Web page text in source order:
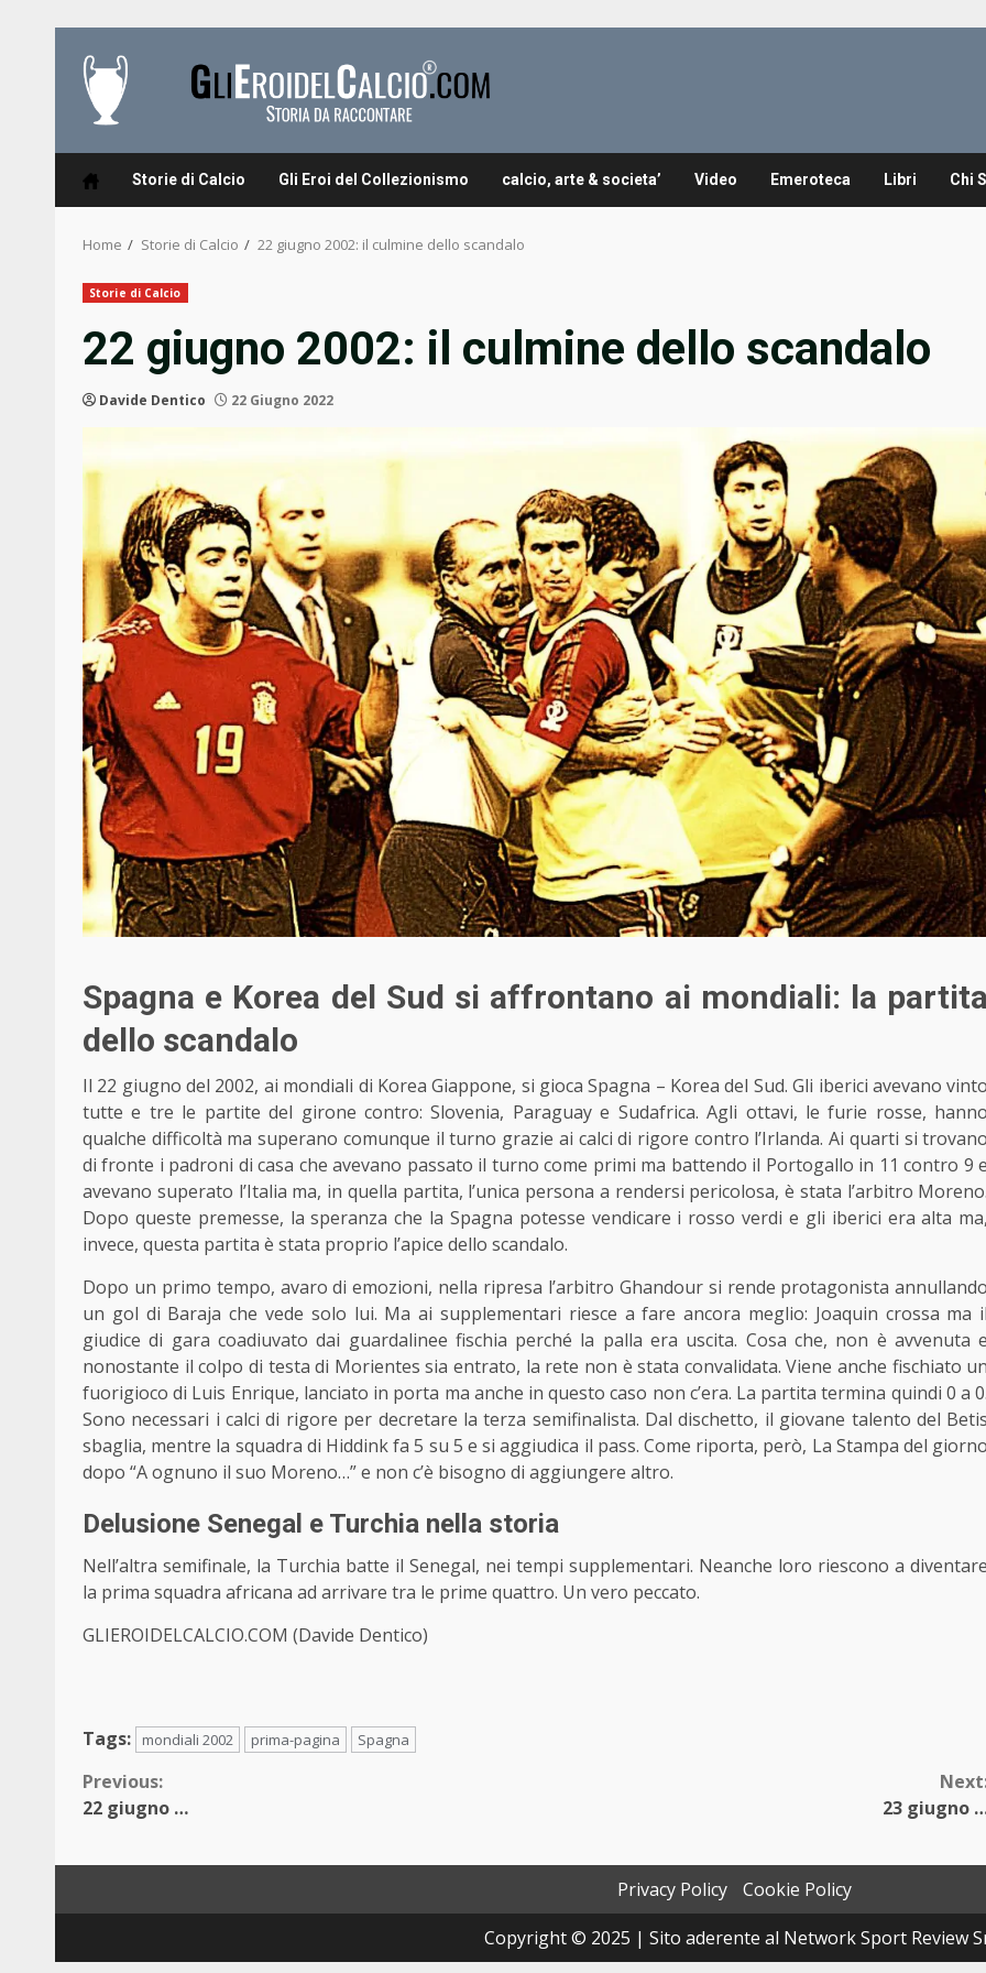
content
Storie di Calcio Gli Eroi del Collezionismo calcio, arte & societa’ Video Emeroteca Libri Chi
Home Storie di Calcio 22 giugno 2002: il culmine dello scandalo
Storie di Calcio
22 giugno 2002: il culmine dello scandalo
Davide Dentico 22 Giugno 2022
Spagna e Korea del Sud si affrontano ai mondiali: la partita
dello scandalo
Il 22 giugno del 2002, ai mondiali di Korea Giappone, si giocaSpagna – Korea del Sud. Gli iberici avevano vinto
tutte e tre le partite del girone contro: Slovenia, Paraguay e Sudafrica. Agli ottavi, le furie rosse, hanno
qualche difficoltà ma superano comunque il turno grazie ai calci di rigore contro l’Irlanda. Ai quarti si trovano
di fronte i padroni di casa che avevano passato il turno come primi ma battendo il Portogallo in 11 contro 9 e
avevano superato l’Italia ma, in quella partita, l’unica persona a rendersi pericolosa, è stata l’arbitro Moreno.
Dopo queste premesse, la speranza che la Spagna potesse vendicare i rosso verdi e gli iberici era alta ma,
invece, questa partita è stata proprio l’apice dello scandalo.
Dopo un primo tempo, avaro di emozioni, nella ripresa l’arbitro Ghandour si rende protagonista annullando
un gol di Baraja che vede solo lui. Ma ai supplementari riesce a fare ancora meglio: Joaquin crossa ma il
giudice di gara coadiuvato dai guardalinee fischia perché la palla era uscita. Cosa che, non è avvenuta e
nonostante il colpo di testa di Morientes sia entrato, la rete non è stata convalidata. Viene anche fischiato un
fuorigioco di Luis Enrique, lanciato in porta ma anche in questo caso non c’era. La partita termina quindi 0 a 0.
Sono necessari i calci di rigore per decretare la terza semifinalista. Dal dischetto, il giovane talento del Betis
sbaglia, mentre la squadra di Hiddink fa 5 su 5 e si aggiudica il pass. Come riporta, però, La Stampa del giorno
dopo “A ognuno il suo Moreno…” e non c’è bisogno di aggiungere altro.
Delusione Senegal e Turchia nella storia
Nell’altra semifinale, la Turchia batte il Senegal, nei tempi supplementari. Neanche loro riescono a diventare
la prima squadra africana ad arrivare tra le prime quattro. Un vero peccato.
GLIEROIDELCALCIO.COM (Davide Dentico)
Tags: mondiali 2002 prima-pagina Spagna
Continue
Reading
Previous:
22 giugno …
23 giugno
Privacy Policy
Cookie Policy
Copyright © 2025 | Sito aderente al Network Sport Review